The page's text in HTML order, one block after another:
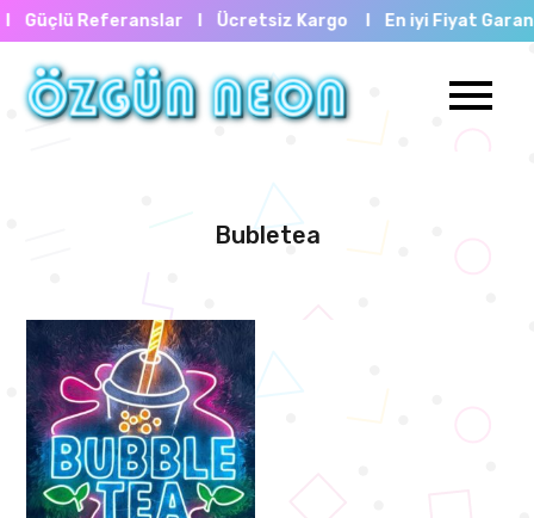
IÜcretsiz Kargo I En iyi Fiyat Garantisi I
Bubletea